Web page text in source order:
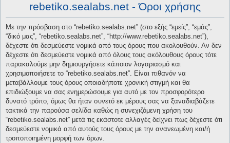
rebetiko.sealabs.net - Όροι χρήσης
Με την πρόσβαση στο “rebetiko.sealabs.net” (στο εξής “εμείς”, “εμάς”,
“δικό μας”, “rebetiko.sealabs.net”, “http://www.rebetiko.sealabs.net”),
δέχεστε ότι δεσμεύεστε νομικά από τους όρους που ακολουθούν. Αν δεν
δέχεστε ότι δεσμεύεστε νομικά από όλους τους ακόλουθους όρους τότε
παρακαλούμε μην δημιουργήσετε κάποιον λογαριασμό και
χρησιμοποιήσετε το “rebetiko.sealabs.net”. Είναι πιθανόν να
μεταβάλλουμε τους όρους οποιαδήποτε χρονική στιγμή και θα
επιδιώξουμε να σας ενημερώσουμε για αυτό με τον προσφορότερο
δυνατό τρόπο, όμως θα ήταν συνετό εκ μέρους σας να ξαναδιαβάζετε
τακτικά την παρούσα σελίδα καθώς η συνεχιζόμενη χρήση του
“rebetiko.sealabs.net” μετά τις εκάστοτε αλλαγές δείχνει πως δέχεστε ότι
δεσμεύεστε νομικά από αυτούς τους όρους με την ανανεωμένη και/ή
τροποποιημένη μορφή των όρων.